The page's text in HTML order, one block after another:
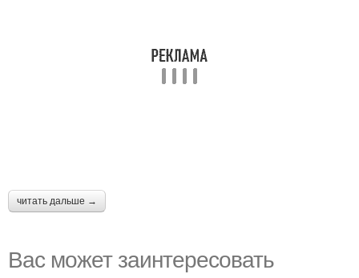
читать дальше →
Вас может заинтересовать